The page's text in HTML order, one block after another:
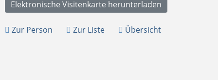
Zur Person Zur Liste Übersicht